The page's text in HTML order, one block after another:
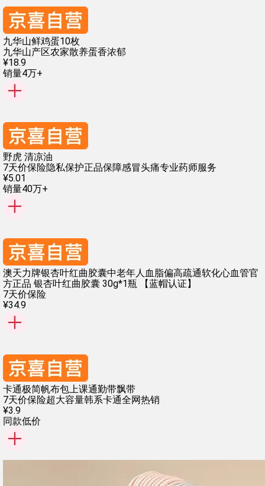
九华山鲜鸡蛋10枚
九华山产区农家散养蛋香浓郁
¥18.9
销量4万+
野虎 清凉油
7天价保险隐私保护正品保障感冒头痛专业药师服务
¥5.01
销量40万+
澳天力牌银杏叶红曲胶囊中老年人血脂偏高疏通软化心血管官
方正品 银杏叶红曲胶囊 30g*1瓶 【蓝帽认证】
7天价保险
¥34.9
卡通极简帆布包上课通勤带飘带
7天价保险超大容量韩系卡通全网热销
¥3.9
同款低价